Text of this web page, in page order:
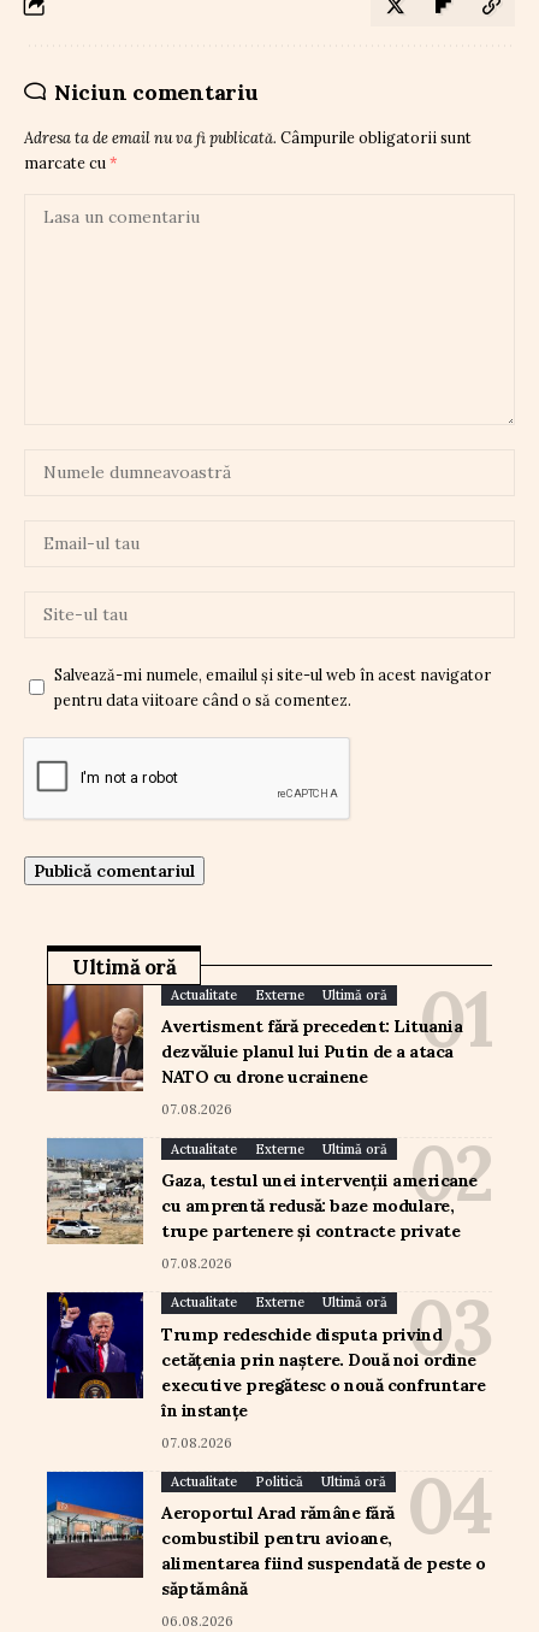
Niciun comentariu
Adresa ta de email nu va fi publicată. Câmpurile obligatorii sunt
marcate cu *
Salvează-mi numele, emailul și site-ul web în acest navigator
pentru data viitoare când o să comentez.
Ultimă oră
Actualitate Externe Ultimă oră
Avertisment fără precedent: Lituania
dezvăluie planul lui Putin de a ataca
NATO cu drone ucrainene
07.08.2026
Actualitate Externe Ultimă oră
Gaza, testul unei intervenții americane
cu amprentă redusă: baze modulare,
trupe partenere și contracte private
07.08.2026
Actualitate Externe Ultimă oră
Trump redeschide disputa privind
cetățenia prin naștere. Două noi ordine
executive pregătesc o nouă confruntare
în instanțe
07.08.2026
Actualitate Politică Ultimă oră
Aeroportul Arad rămâne fără
combustibil pentru avioane,
alimentarea fiind suspendată de peste o
săptămână
06.08.2026